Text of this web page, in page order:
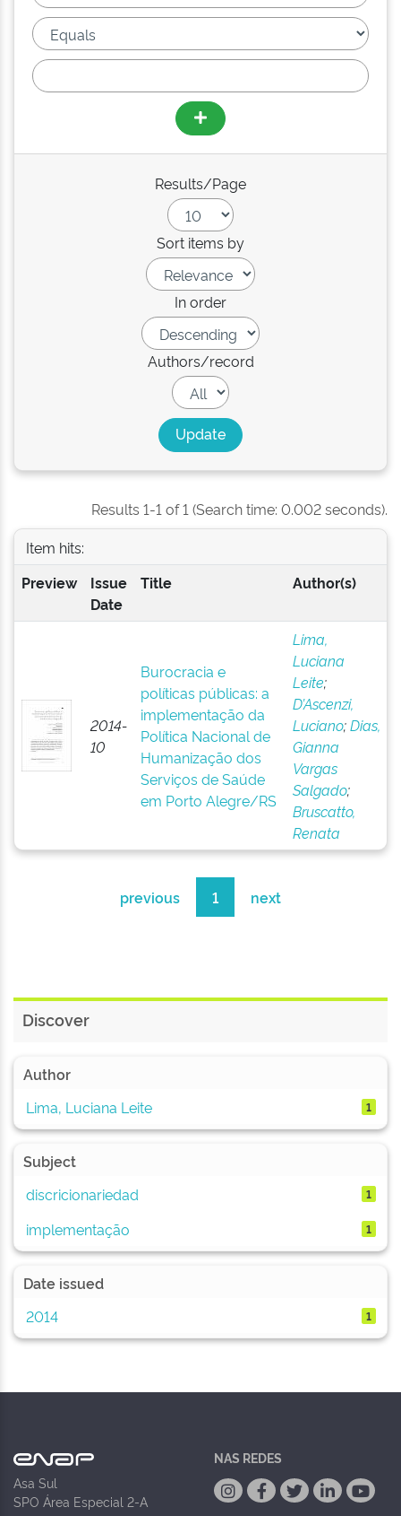
Results/Page
Sort items by
In order
Authors/record
Results 1-1 of 1 (Search time: 0.002 seconds).
Item hits:
Preview
Issue
Date
Title Author(s)
2014-
10
Burocracia e
políticas públicas: a
implementação da
Política Nacional de
Humanização dos
Serviços de Saúde
em Porto Alegre/RS
Lima,
Luciana
Leite;
D’Ascenzi,
Luciano;Dias,
Gianna
Vargas
Salgado;
Bruscatto,
Renata
previous 1 next
Discover
Author
Lima, Luciana Leite
1
Subject
discricionariedad
1
implementação 1
Date issued
2014
1
Asa Sul
SPO Área Especial 2-A
NAS REDES